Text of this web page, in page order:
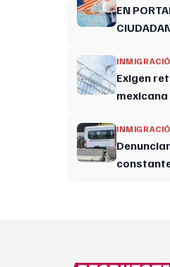
EN
Exigen
legal